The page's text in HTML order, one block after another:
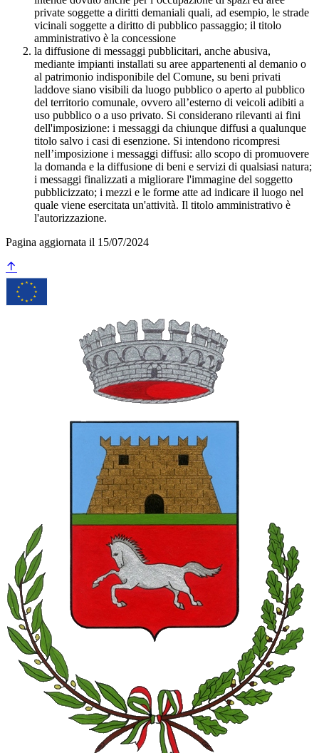
private soggette a diritti demaniali quali, ad esempio, le strade
vicinali soggette a diritto di pubblico passaggio; il titolo
amministrativo è la concessione
la diffusione di messaggi pubblicitari, anche abusiva,
mediante impianti installati su aree appartenenti al demanio o
al patrimonio indisponibile del Comune, su beni privati
laddove siano visibili da luogo pubblico o aperto al pubblico
del territorio comunale, ovvero all’esterno di veicoli adibiti a
uso pubblico o a uso privato. Si considerano rilevanti ai fini
dell'imposizione: i messaggi da chiunque diffusi a qualunque
titolo salvo i casi di esenzione. Si intendono ricompresi
nell’imposizione i messaggi diffusi: allo scopo di promuovere
la domanda e la diffusione di beni e servizi di qualsiasi natura;
i messaggi finalizzati a migliorare l'immagine del soggetto
pubblicizzato; i mezzi e le forme atte ad indicare il luogo nel
quale viene esercitata un'attività. Il titolo amministrativo è
l'autorizzazione.
Pagina aggiornata il 15/07/2024